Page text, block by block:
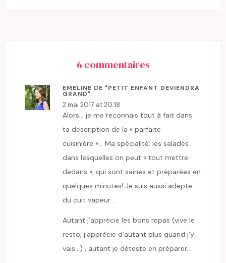
6 commentaires
EMELINE DE "PETIT ENFANT DEVIENDRA
GRAND"
2 mai 2017 at 20:18
Alors… je me reconnais tout à fait dans
ta description de la « parfaite
cuisinière »… Ma spécialité: les salades
dans lesquelles on peut « tout mettre
dedans », qui sont saines et préparées en
quelques minutes! Je suis aussi adepte
du cuit vapeur…
Autant j’apprécie les bons repas (vive le
resto, j’apprécie d’autant plus quand j’y
vais…) , autant je déteste en préparer…